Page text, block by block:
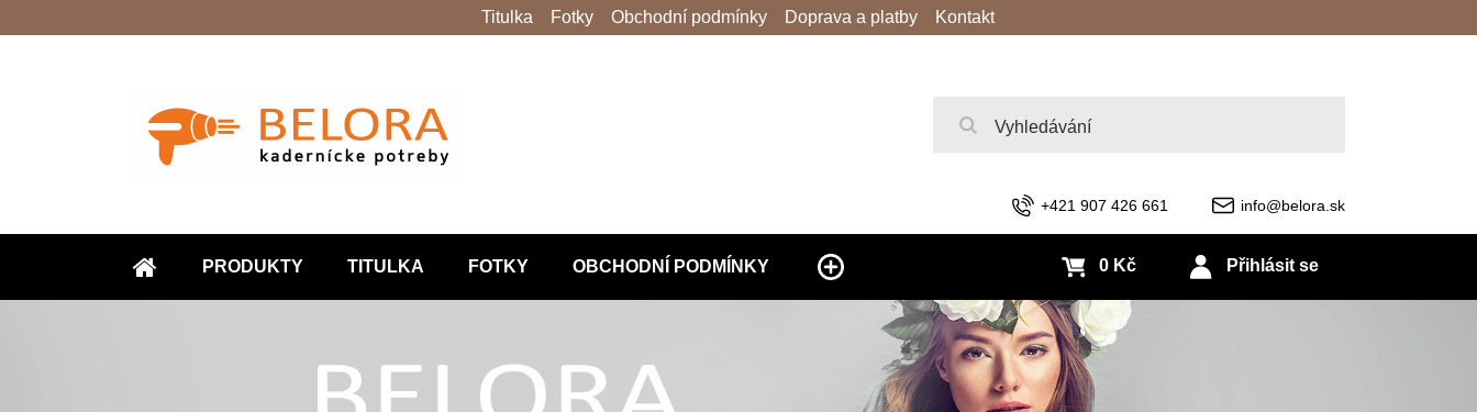
ÚVOD
PRODUKTY TITULKA FOTKY OBCHODNÍ PODMÍNKY
+421 907 426 661 info@belora.sk
Přihlásit se
0 Kč
Titulka Fotky Obchodní podmínky Doprava a platby Kontakt